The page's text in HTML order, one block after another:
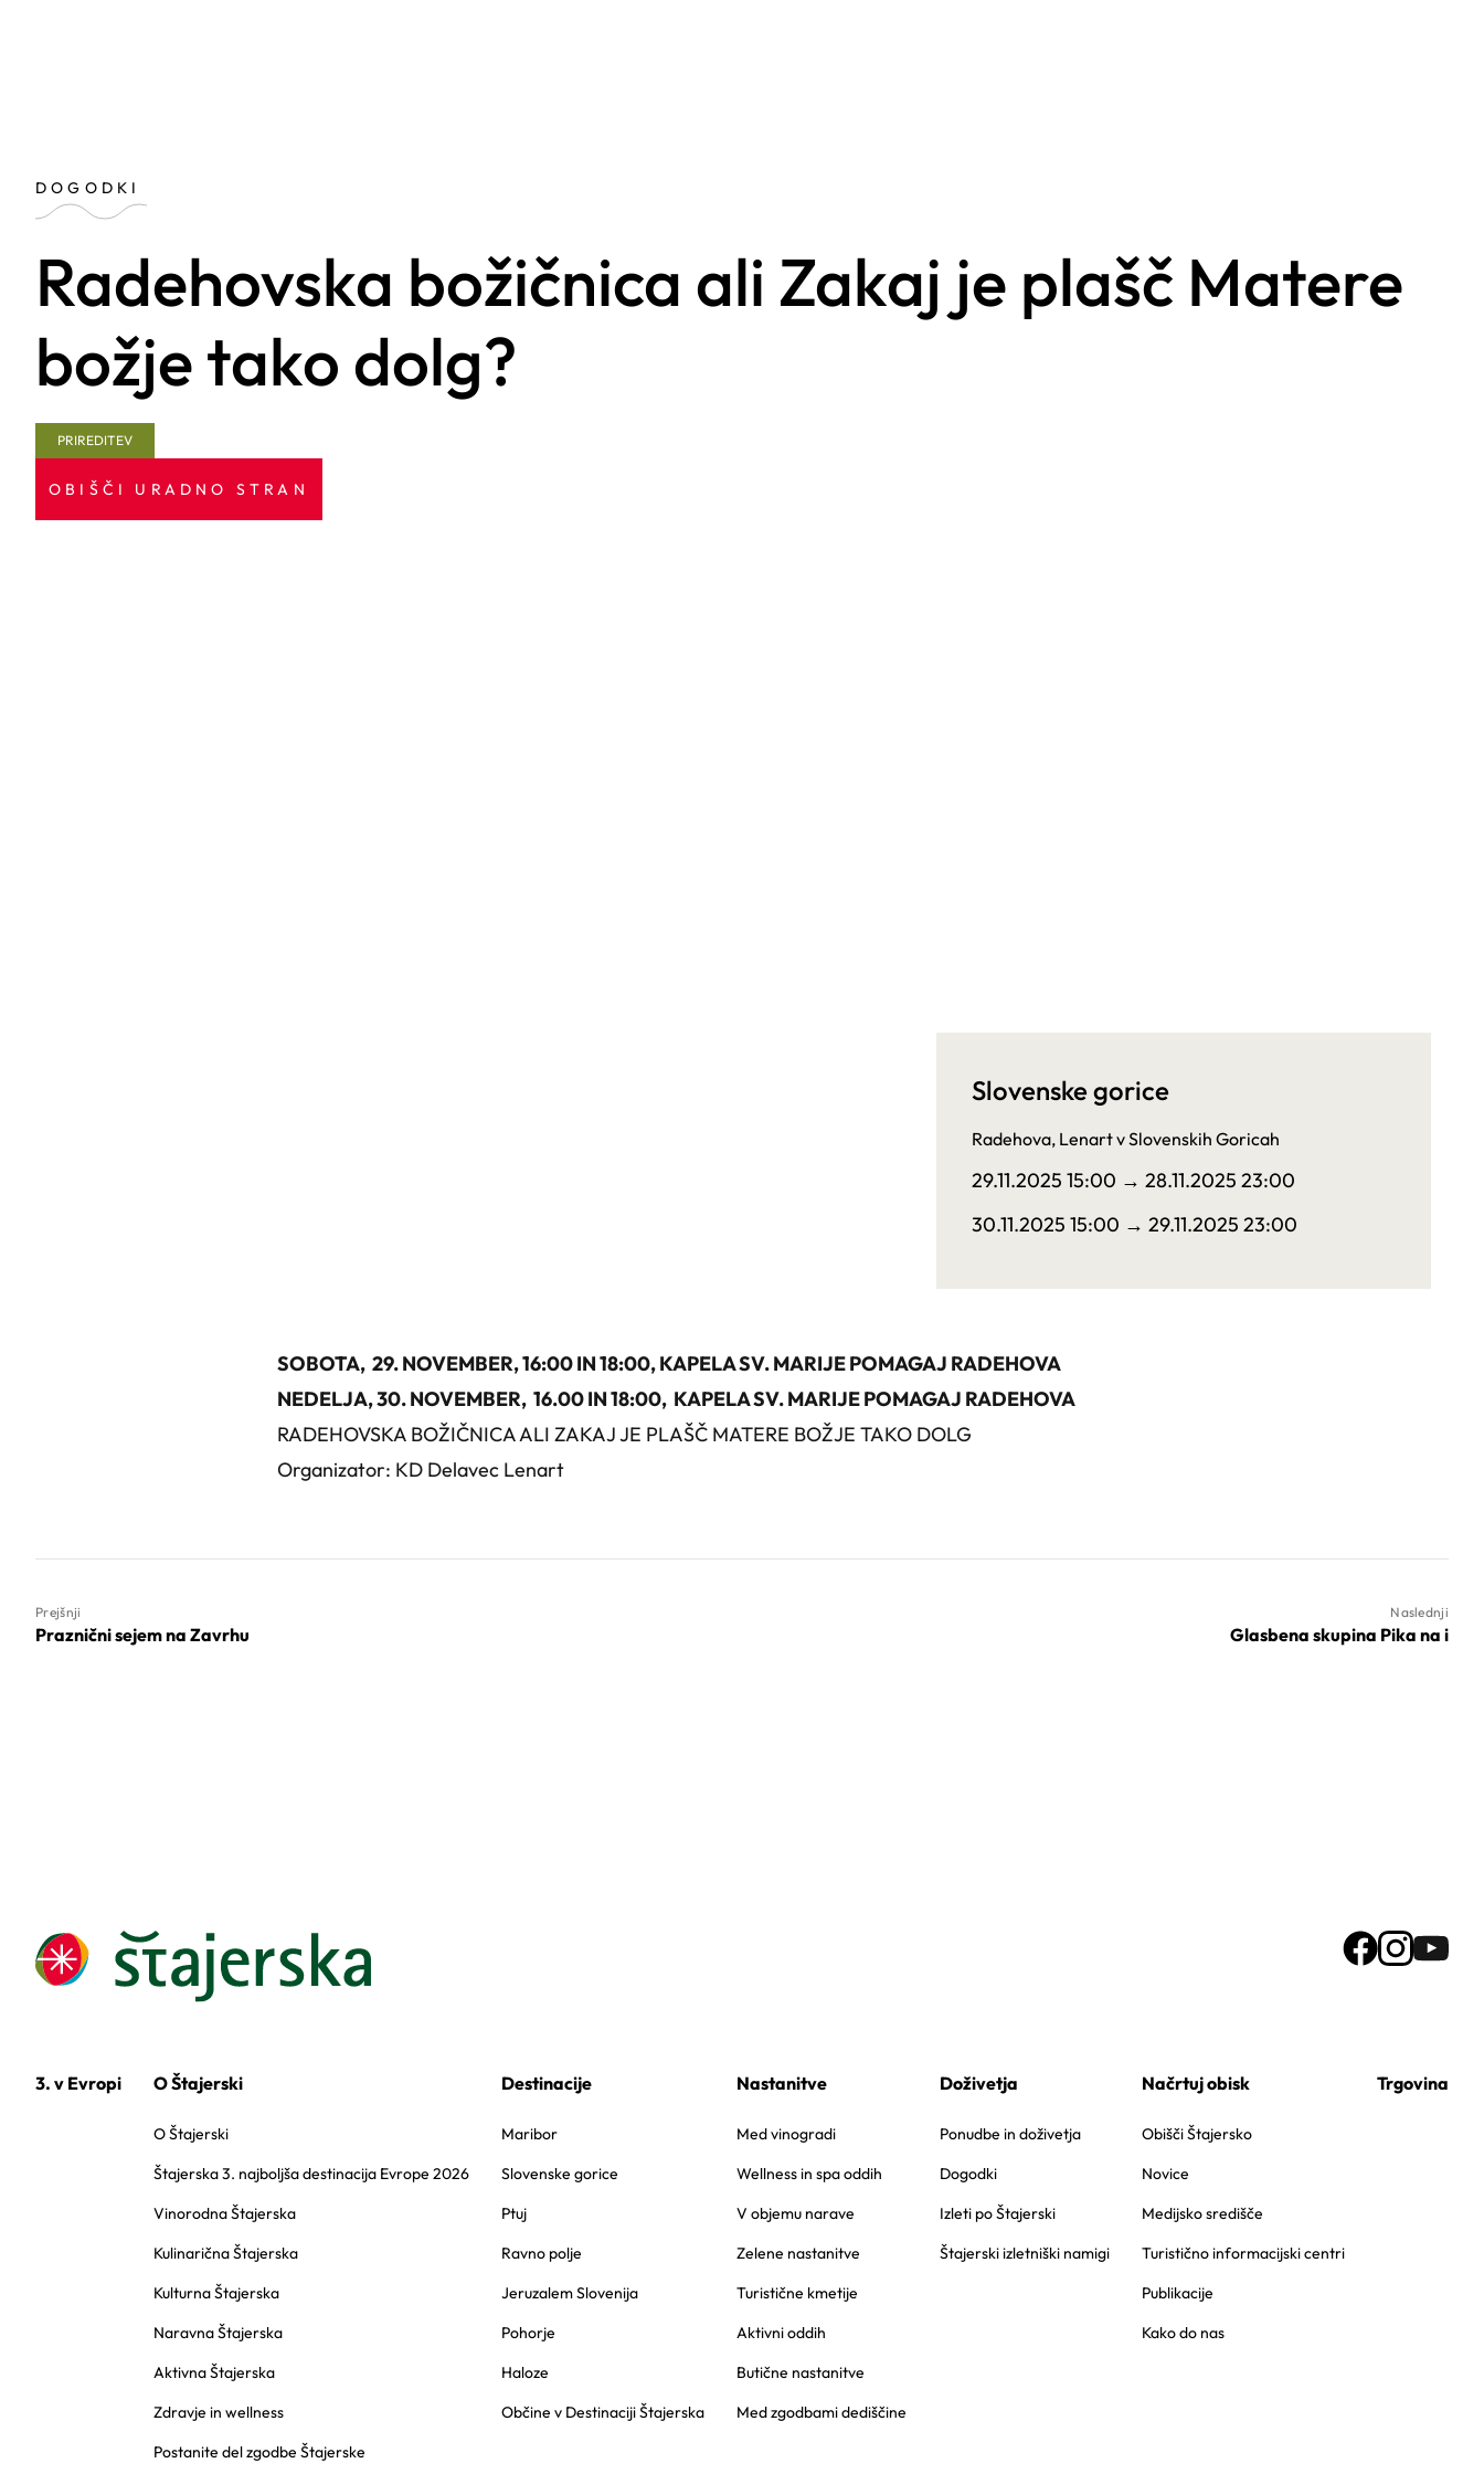
DOGODKI
Radehovska božičnica ali Zakaj je plašč Matere
božje tako dolg?
PRIREDITEV
OBIŠČI URADNO STRAN
Slovenske gorice
Radehova, Lenart v Slovenskih Goricah
29.11.2025 15:00 → 28.11.2025 23:00
30.11.2025 15:00 → 29.11.2025 23:00
SOBOTA, 29. NOVEMBER, 16:00 IN 18:00, KAPELA SV. MARIJE POMAGAJ RADEHOVA
NEDELJA, 30. NOVEMBER, 16.00 IN 18:00, KAPELA SV. MARIJE POMAGAJ RADEHOVA
RADEHOVSKA BOŽIČNICA ALI ZAKAJ JE PLAŠČ MATERE BOŽJE TAKO DOLG
Organizator: KD Delavec Lenart
Prejšnji
Praznični sejem na Zavrhu
Naslednji
Glasbena skupina Pika na i
3. v Evropi O Štajerski
O Štajerski
Štajerska 3. najboljša destinacija Evrope 2026
Vinorodna Štajerska
Kulinarična Štajerska
Kulturna Štajerska
Naravna Štajerska
Aktivna Štajerska
Zdravje in wellness
Postanite del zgodbe Štajerske
Destinacije
Maribor
Slovenske gorice
Ptuj
Ravno polje
Jeruzalem Slovenija
Pohorje
Haloze
Občine v Destinaciji Štajerska
Nastanitve
Med vinogradi
Wellness in spa oddih
V objemu narave
Zelene nastanitve
Turistične kmetije
Aktivni oddih
Butične nastanitve
Med zgodbami dediščine
Doživetja
Ponudbe in doživetja
Dogodki
Izleti po Štajerski
Štajerski izletniški namigi
Načrtuj obisk
Obišči Štajersko
Novice
Medijsko središče
Turistično informacijski centri
Publikacije
Kako do nas
Trgovina